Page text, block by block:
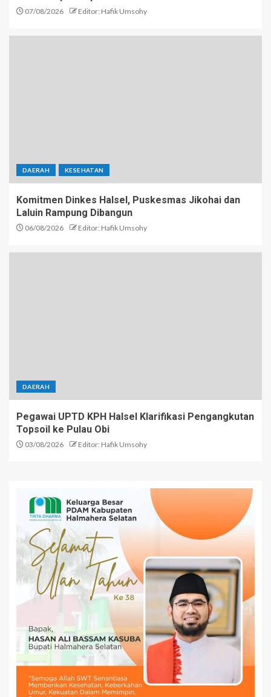
07/08/2026 Editor: Hafik Umsohy
DAERAH KESEHATAN
Komitmen Dinkes Halsel, Puskesmas Jikohai dan
Laluin Rampung Dibangun
06/08/2026 Editor: Hafik Umsohy
DAERAH
Pegawai UPTD KPH Halsel Klarifikasi Pengangkutan
Topsoil ke Pulau Obi
03/08/2026 Editor: Hafik Umsohy